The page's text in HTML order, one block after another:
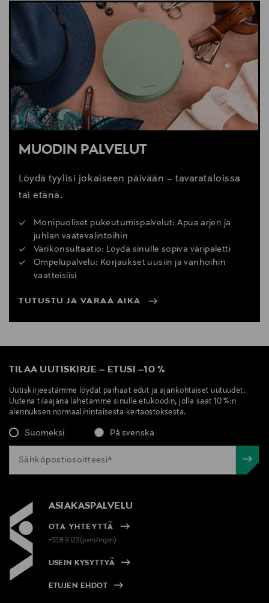
LUE LISÄÄ
MUODIN PALVELUT
Löydä tyylisi jokaiseen päivään – tavarataloissa
tai etänä.
Monipuoliset pukeutumispalvelut: Apua arjen ja
juhlan vaatevalintoihin
Värikonsultaatio: Löydä sinulle sopiva väripaletti
Ompelupalvelu: Korjaukset uusiin ja vanhoihin
vaatteisiisi
TUTUSTU JA VARAA AIKA
TILAA UUTISKIRJE – ETUSI –10 %
Uutiskirjeestämme löydät parhaat edut ja ajankohtaiset uutuudet.
Uutena tilaajana lähetämme sinulle etukoodin, jolla saat 10 %:n
alennuksen normaalihintaisesta kertaostoksesta.
Suomeksi På svenska
ASIAKASPALVELU
OTA YHTEYTTÄ
+358 9 1211(pvm/mpm)
USEIN KYSYTTYÄ
ETUJEN EHDOT